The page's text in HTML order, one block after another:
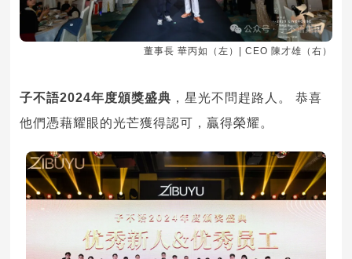
董事長 華丙如（左）| CEO 陳才雄（右）
子不語2024年度頒獎盛典 ，星光不問趕路人。 恭喜
他們憑藉耀眼的光芒獲得認可，贏得榮耀。